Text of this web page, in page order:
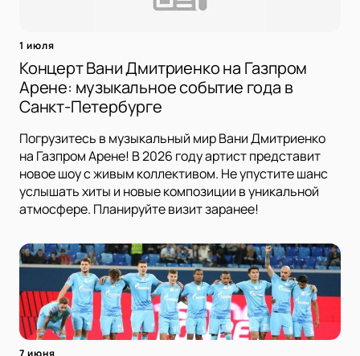
1 июля
Концерт Вани Дмитриенко на Газпром
Арене: музыкальное событие года в
Санкт-Петербурге
Погрузитесь в музыкальный мир Вани Дмитриенко
на Газпром Арене! В 2026 году артист представит
новое шоу с живым коллективом. Не упустите шанс
услышать хиты и новые композиции в уникальной
атмосфере. Планируйте визит заранее!